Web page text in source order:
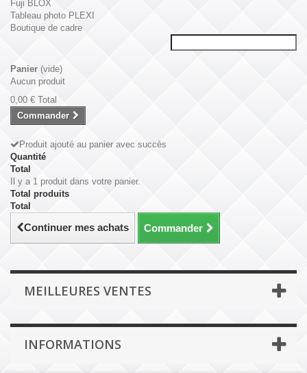
Fuji BLOX
Tableau photo PLEXI
Boutique de cadre
Panier (vide)
Aucun produit
0,00 € Total
Commander
Produit ajouté au panier avec succès
Quantité
Total
Il y a 1 produit dans votre panier.
Total produits
Total
Continuer mes achats Commander
MEILLEURES VENTES
INFORMATIONS